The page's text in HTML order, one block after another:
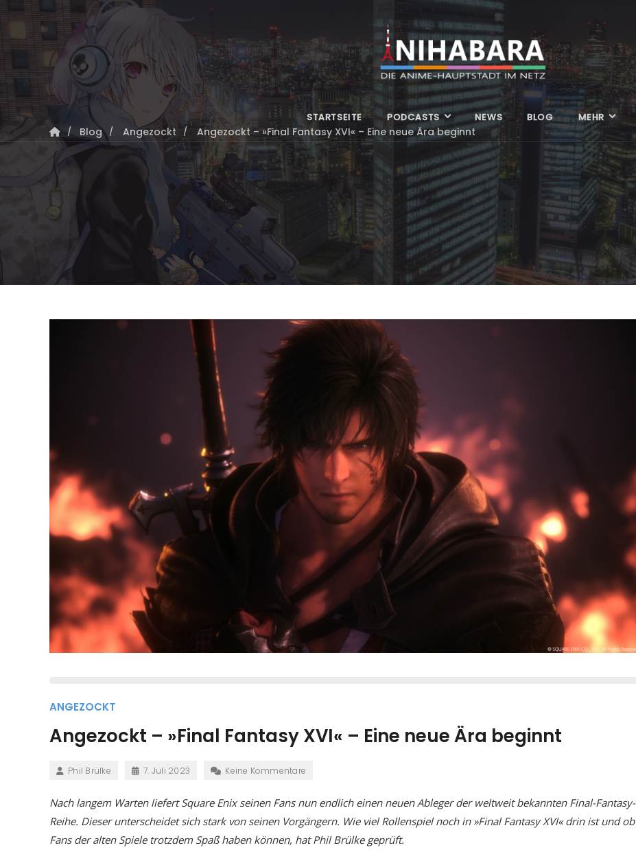
STARTSEITE PODCASTS NEWS BLOG MEHR
Blog Angezockt Angezockt – »Final Fantasy XVI« – Eine neue Ära beginnt
ANGEZOCKT
Angezockt – »Final Fantasy XVI« – Eine neue Ära beginnt
Phil Brülke 7. Juli 2023 Keine Kommentare
Nach langem Warten liefert Square Enix seinen Fans nun endlich einen neuen Ableger der weltweit bekannten Final-Fantasy-
Reihe. Dieser unterscheidet sich stark von seinen Vorgängern. Wie viel Rollenspiel noch in »Final Fantasy XVI« drin ist und ob
Fans der alten Spiele trotzdem Spaß haben können, hat Phil Brülke geprüft.